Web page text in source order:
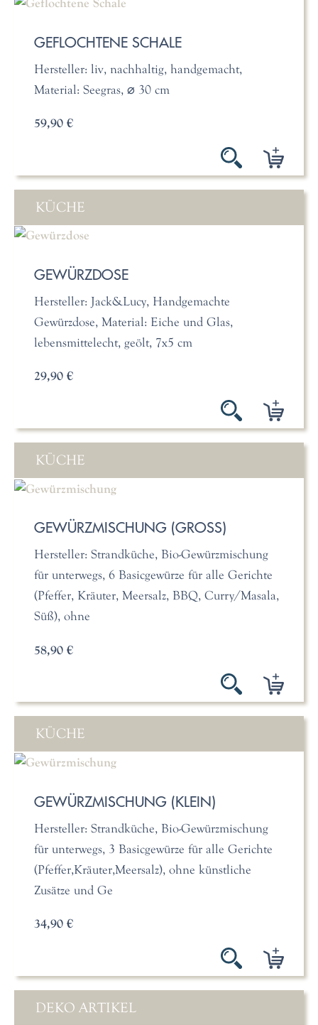
GEFLOCHTENE SCHALE
Hersteller: liv, nachhaltig, handgemacht,
Material: Seegras, ⌀ 30 cm
59,90 €
KÜCHE
GEWÜRZDOSE
Hersteller: Jack&Lucy, Handgemachte
Gewürzdose, Material: Eiche und Glas,
lebensmittelecht, geölt, 7x5 cm
29,90 €
KÜCHE
GEWÜRZMISCHUNG (GROSS)
Hersteller: Strandküche, Bio-Gewürzmischung
für unterwegs, 6 Basicgewürze für alle Gerichte
(Pfeffer, Kräuter, Meersalz, BBQ, Curry/Masala,
Süß), ohne
58,90 €
KÜCHE
GEWÜRZMISCHUNG (KLEIN)
Hersteller: Strandküche, Bio-Gewürzmischung
für unterwegs, 3 Basicgewürze für alle Gerichte
(Pfeffer,Kräuter,Meersalz), ohne künstliche
Zusätze und Ge
34,90 €
DEKO ARTIKEL